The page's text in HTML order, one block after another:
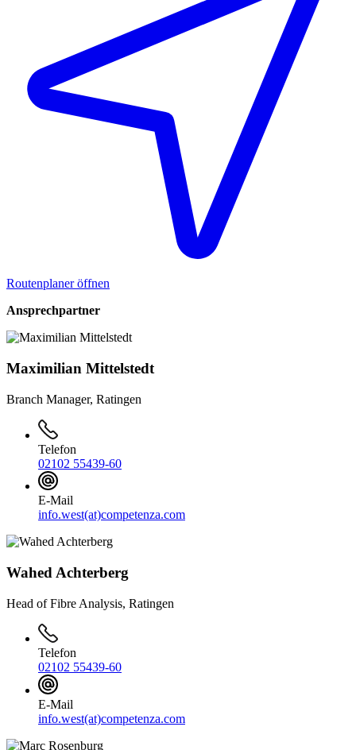
Routenplaner öffnen
Ansprechpartner
Maximilian Mittelstedt
Branch Manager, Ratingen
Telefon
02102 55439-60
E-Mail
info.west(at)competenza.com
Wahed Achterberg
Head of Fibre Analysis, Ratingen
Telefon
02102 55439-60
E-Mail
info.west(at)competenza.com